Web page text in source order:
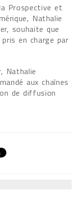
Prospective et
Nathalie
souhaite que
en charge par
Nathalie
aux chaînes
de diffusion